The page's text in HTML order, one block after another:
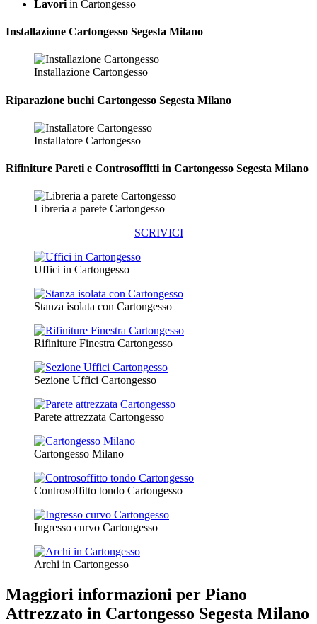
Lavori in Cartongesso
Installazione Cartongesso Segesta Milano
Installazione Cartongesso
Riparazione buchi Cartongesso Segesta Milano
Installatore Cartongesso
Rifiniture Pareti e Controsoffitti in Cartongesso Segesta Milano
Libreria a parete Cartongesso
SCRIVICI
Uffici in Cartongesso
Stanza isolata con Cartongesso
Rifiniture Finestra Cartongesso
Sezione Uffici Cartongesso
Parete attrezzata Cartongesso
Cartongesso Milano
Controsoffitto tondo Cartongesso
Ingresso curvo Cartongesso
Archi in Cartongesso
Maggiori informazioni per Piano
Attrezzato in Cartongesso Segesta Milano